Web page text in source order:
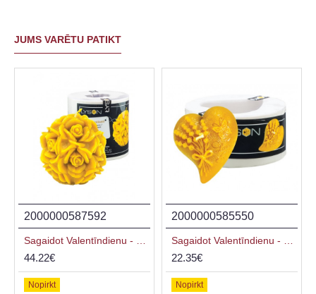
JUMS VARĒTU PATIKT
2000000587592
44.22€
Nopirkt
2000000585550
22.35€
Nopirkt